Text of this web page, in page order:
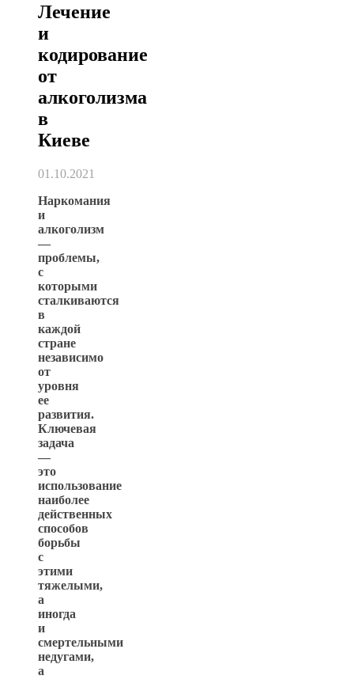
Лечение
и
кодирование
от
алкоголизма
в
Киеве
01.10.2021
Наркомания
и
алкоголизм
—
проблемы,
с
которыми
сталкиваются
в
каждой
стране
независимо
от
уровня
ее
развития.
Ключевая
задача
—
это
использование
наиболее
действенных
способов
борьбы
с
этими
тяжелыми,
а
иногда
и
смертельными
недугами,
а